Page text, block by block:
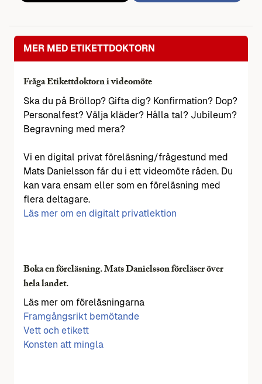
MER MED ETIKETTDOKTORN
Fråga Etikettdoktorn i videomöte
Ska du på Bröllop? Gifta dig? Konfirmation? Dop?
Personalfest? Välja kläder? Hålla tal? Jubileum?
Begravning med mera?
Vi en digital privat föreläsning/frågestund med
Mats Danielsson får du i ett videomöte råden. Du
kan vara ensam eller som en föreläsning med
flera deltagare.
Läs mer om en digitalt privatlektion
Boka en föreläsning. Mats Danielsson föreläser över
hela landet.
Läs mer om föreläsningarna
Framgångsrikt bemötande
Vett och etikett
Konsten att mingla